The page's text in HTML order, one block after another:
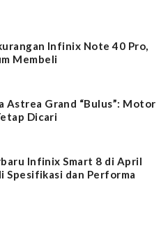
Infinix Note 40 Pro,
Membeli
Astrea Grand “Bulus”: Motor
Dicari
Infinix Smart 8 di April
Spesifikasi dan Performa